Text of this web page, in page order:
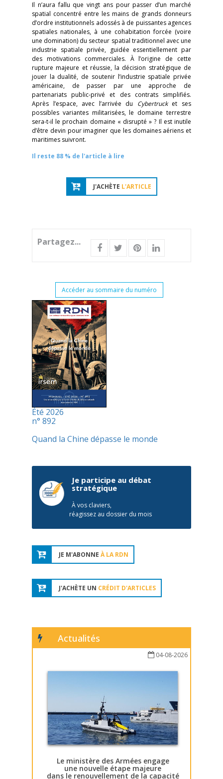
Il n’aura fallu que vingt ans pour passer d’un marché
spatial concentré entre les mains de grands donneurs
d’ordre institutionnels adossés à de puissantes agences
spatiales nationales, à une cohabitation forcée (voire
une domination) du secteur spatial traditionnel avec une
industrie spatiale privée, guidée essentiellement par
des motivations commerciales. À l’origine de cette
rupture majeure et réussie, la décision stratégique de
jouer la dualité, de soutenir l’industrie spatiale privée
américaine, de passer par une approche de
partenariats public-privé et des contrats simplifiés.
Après l’espace, avec l’arrivée du Cybertrucket ses
possibles variantes militarisées, le domaine terrestre
sera-t-il le prochain domaine « disrupté » ? Il est inutile
d’être devin pour imaginer que les domaines aériens et
maritimes suivront.
Il reste 88 % de l'article à lire
J'ACHÈTE L'ARTICLE
Partagez...
Accéder au sommaire du numéro
Été 2026
n° 892
Quand la Chine dépasse le monde
Je participe au débat
stratégique
À vos claviers,
réagissez au dossier du mois
JE M'ABONNE À LA RDN
J'ACHÈTE UN CRÉDIT D'ARTICLES
Actualités
04-08-2026
Le ministère des Armées engage
une nouvelle étape majeure
dans le renouvellement de la capacité